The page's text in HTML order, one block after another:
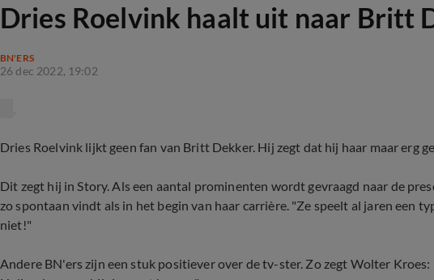
Dries Roelvink haalt uit naar Britt
BN'ERS
26 dec 2022, 19:02
Dries Roelvink lijkt geen fan van Britt Dekker. Hij zegt dat hij haar maar erg
Dit zegt hij in Story. Als een aantal prominenten wordt gevraagd naar de
zo spontaan vindt als in het begin van haar carrière. "Ze speelt al jaren een
niet!"
Andere BN'ers zijn een stuk positiever over de tv-ster. Zo zegt Wolter Kroes: